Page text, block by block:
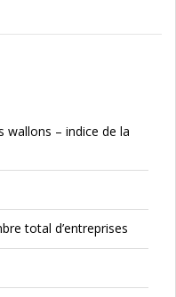
wallons – indice de la
total d’entreprises